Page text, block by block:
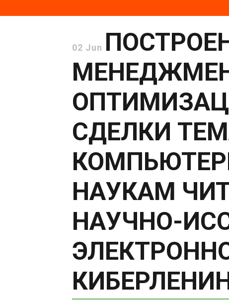
02 Jun
СДЕЛКИ
НАУКАМ
НАУЧНО-